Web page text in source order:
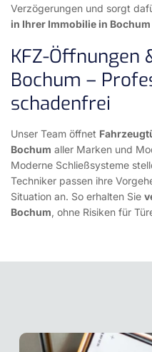
Verzögerungen und sorgt
in Ihrer Immobilie in Bochum
KFZ-Öffnungen
Bochum –
schadenfrei
Unser Team öffnet
Bochum aller Marken und
Moderne Schließsysteme
Techniker passen ihre
Situation an. So erhalten Sie
Bochum, ohne Risiken für